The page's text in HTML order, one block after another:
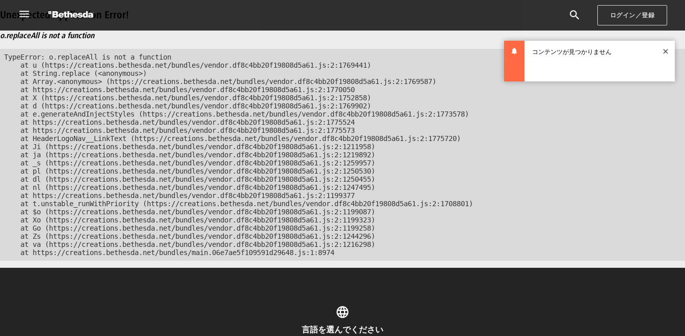
ログイン／登録
コンテンツが見つかりません
Unexpected Application Error!
o.replaceAll is not a function
TypeError: o.replaceAll is not a function
    at u (https://creations.bethesda.net/bundles/vendor.df8c4bb20f19808d5a61.js:2:1769441)
    at String.replace (<anonymous>)
    at Array.<anonymous> (https://creations.bethesda.net/bundles/vendor.df8c4bb20f19808d5a61.js:2:1769587)
    at https://creations.bethesda.net/bundles/vendor.df8c4bb20f19808d5a61.js:2:1770050
    at X (https://creations.bethesda.net/bundles/vendor.df8c4bb20f19808d5a61.js:2:1752858)
    at d (https://creations.bethesda.net/bundles/vendor.df8c4bb20f19808d5a61.js:2:1769902)
    at e.generateAndInjectStyles (https://creations.bethesda.net/bundles/vendor.df8c4bb20f19808d5a61.js:2:1773578)
    at https://creations.bethesda.net/bundles/vendor.df8c4bb20f19808d5a61.js:2:1775524
    at https://creations.bethesda.net/bundles/vendor.df8c4bb20f19808d5a61.js:2:1775573
    at HeaderLogoNav__LinkText (https://creations.bethesda.net/bundles/vendor.df8c4bb20f19808d5a61.js:2:1775720)
    at Ji (https://creations.bethesda.net/bundles/vendor.df8c4bb20f19808d5a61.js:2:1211958)
    at ja (https://creations.bethesda.net/bundles/vendor.df8c4bb20f19808d5a61.js:2:1219892)
    at _s (https://creations.bethesda.net/bundles/vendor.df8c4bb20f19808d5a61.js:2:1259957)
    at pl (https://creations.bethesda.net/bundles/vendor.df8c4bb20f19808d5a61.js:2:1250530)
    at dl (https://creations.bethesda.net/bundles/vendor.df8c4bb20f19808d5a61.js:2:1250455)
    at nl (https://creations.bethesda.net/bundles/vendor.df8c4bb20f19808d5a61.js:2:1247495)
    at https://creations.bethesda.net/bundles/vendor.df8c4bb20f19808d5a61.js:2:1199377
    at t.unstable_runWithPriority (https://creations.bethesda.net/bundles/vendor.df8c4bb20f19808d5a61.js:2:1708801)
    at $o (https://creations.bethesda.net/bundles/vendor.df8c4bb20f19808d5a61.js:2:1199087)
    at Xo (https://creations.bethesda.net/bundles/vendor.df8c4bb20f19808d5a61.js:2:1199323)
    at Go (https://creations.bethesda.net/bundles/vendor.df8c4bb20f19808d5a61.js:2:1199258)
    at Zs (https://creations.bethesda.net/bundles/vendor.df8c4bb20f19808d5a61.js:2:1244296)
    at va (https://creations.bethesda.net/bundles/vendor.df8c4bb20f19808d5a61.js:2:1216298)
    at https://creations.bethesda.net/bundles/main.06e7ae5f109591d29648.js:1:8974
言語を選んでください